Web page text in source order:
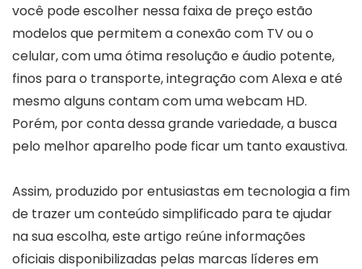
você pode escolher nessa faixa de preço estão
modelos que permitem a conexão com TV ou o
celular, com uma ótima resolução e áudio potente,
finos para o transporte, integração com Alexa e até
mesmo alguns contam com uma webcam HD.
Porém, por conta dessa grande variedade, a busca
pelo melhor aparelho pode ficar um tanto exaustiva.
Assim, produzido por entusiastas em tecnologia a fim
de trazer um conteúdo simplificado para te ajudar
na sua escolha, este artigo reúne informações
oficiais disponibilizadas pelas marcas líderes em